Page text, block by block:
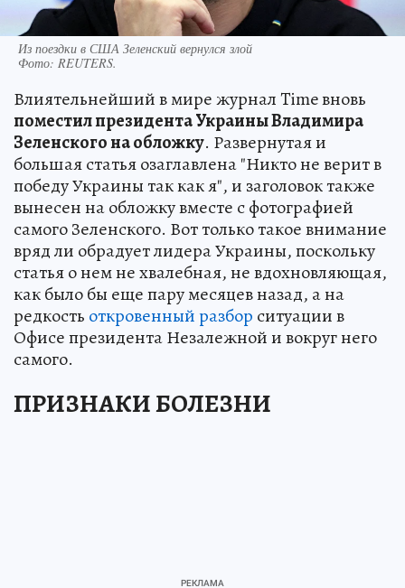
Из поездки в США Зеленский вернулся злой
Фото: REUTERS.
Влиятельнейший в мире журнал Time вновь
поместил президента Украины Владимира
Зеленского на обложку. Развернутая и
большая статья озаглавлена "Никто не верит в
победу Украины так как я", и заголовок также
вынесен на обложку вместе с фотографией
самого Зеленского. Вот только такое внимание
вряд ли обрадует лидера Украины, поскольку
статья о нем не хвалебная, не вдохновляющая,
как было бы еще пару месяцев назад, а на
редкость откровенный разбор ситуации в
Офисе президента Незалежной и вокруг него
самого.
ПРИЗНАКИ БОЛЕЗНИ